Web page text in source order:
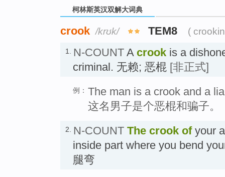
柯林斯英汉双解大词典
crook /krʊk/ TEM8 (
1. N-COUNT A crook is a
criminal. 无赖; 恶棍 [非正式]
例： The man is a crook and a
这名男子是个恶棍和骗子。
2. N-COUNT The crook ofyour
inside part where you bend
腿弯